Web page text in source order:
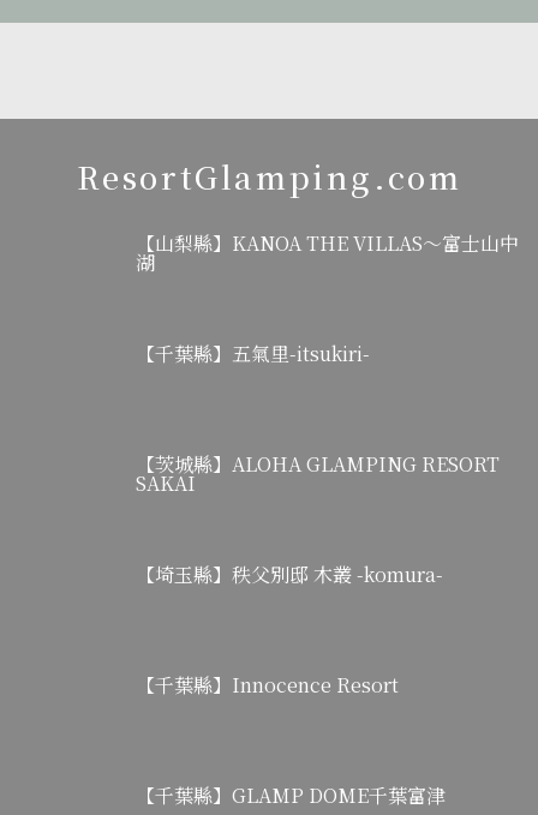
ResortGlamping.com
【山梨縣】KANOA THE VILLAS～富士山中
湖
【千葉縣】五氣里-itsukiri-
【茨城縣】ALOHA GLAMPING RESORT
SAKAI
【埼玉縣】秩父別邸 木叢 -komura-
【千葉縣】Innocence Resort
【千葉縣】GLAMP DOME千葉富津